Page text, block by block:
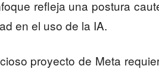
refleja una postura
en el uso de la IA.
proyecto de Meta